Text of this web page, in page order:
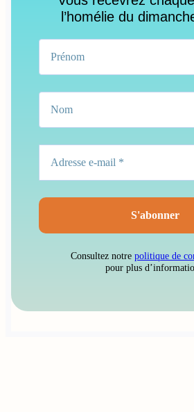
l’homélie du
Consultez notre politique de
pour plus